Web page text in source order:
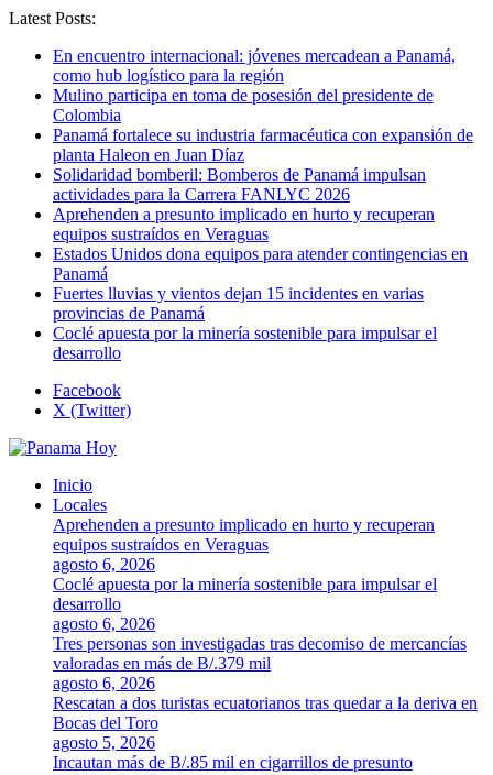
Latest Posts:
En encuentro internacional: jóvenes mercadean a Panamá,
como hub logístico para la región
Mulino participa en toma de posesión del presidente de
Colombia
Panamá fortalece su industria farmacéutica con expansión de
planta Haleon en Juan Díaz
Solidaridad bomberil: Bomberos de Panamá impulsan
actividades para la Carrera FANLYC 2026
Aprehenden a presunto implicado en hurto y recuperan
equipos sustraídos en Veraguas
Estados Unidos dona equipos para atender contingencias en
Panamá
Fuertes lluvias y vientos dejan 15 incidentes en varias
provincias de Panamá
Coclé apuesta por la minería sostenible para impulsar el
desarrollo
Facebook
X (Twitter)
Inicio
Locales
Aprehenden a presunto implicado en hurto y recuperan
equipos sustraídos en Veraguas
agosto 6, 2026
Coclé apuesta por la minería sostenible para impulsar el
desarrollo
agosto 6, 2026
Tres personas son investigadas tras decomiso de mercancías
valoradas en más de B/.379 mil
agosto 6, 2026
Rescatan a dos turistas ecuatorianos tras quedar a la deriva en
Bocas del Toro
agosto 5, 2026
Incautan más de B/.85 mil en cigarrillos de presunto